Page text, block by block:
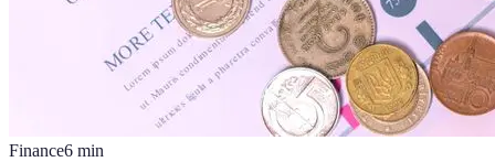
Finance6 min